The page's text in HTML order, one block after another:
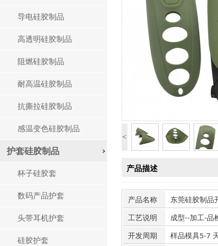
导电硅胶制品
高透明硅胶制品
阻燃硅胶制品
耐高温硅胶制品
抗撕拉硅胶制品
感温变色硅胶制品
护套硅胶制品
杯子硅胶套
数码产品护套
头带耳机护套
硅胶护套
<
产品描述
产品名称
东莞硅胶制品
工艺说明
成型--加工-品
开发周期
样品模具5-7